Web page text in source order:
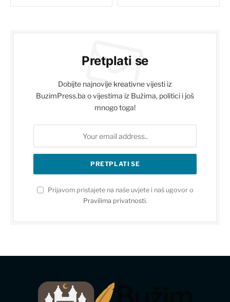
Pretplati se
Dobijte najnovije kreativne vijesti iz
BuzimPress.ba o vijestima iz Bužima, politici i još
mnogo toga!
Prijavom pristajete na naše uvjete i naš ugovor o
Pravilima privatnosti.